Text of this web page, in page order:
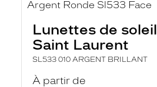
Lunettes de soleil
Saint Laurent
SL533 010 ARGENT BRILLANT
À partir de